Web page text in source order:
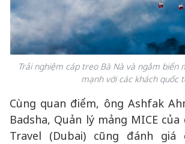
Trải nghiệm cáp treo Bà Nà và ngắm biển
mạnh với các khách quốc
Cùng quan điểm, ông Ashfak
Badsha, Quản lý mảng MICE
Travel (Dubai) cũng đánh